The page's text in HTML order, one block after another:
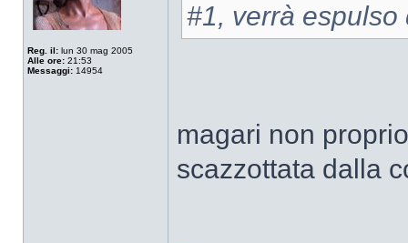
Reg. il: lun 30 mag 2005
Alle ore: 21:53
Messaggi: 14954
#1, verrà
magari non
scazzottata dalla